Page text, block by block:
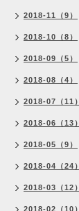
2018-11（9）
2018-10（8）
2018-09（5）
2018-08（4）
2018-07（11）
2018-06（13）
2018-05（9）
2018-04（24）
2018-03（12）
2018-02（10）